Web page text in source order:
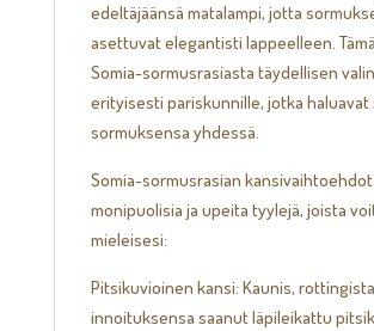
edeltäjäänsä matalampi, jotta
asettuvat elegantisti lappeelleen.
Somia-sormusrasiasta täydellisen
erityisesti pariskunnille, jotka haluavat
sormuksensa yhdessä.
Somia-sormusrasian
monipuolisia ja upeita tyylejä, joista
mieleisesi:
Pitsikuvioinen kansi: Kaunis, rottingista
innoituksensa saanut läpileikattu